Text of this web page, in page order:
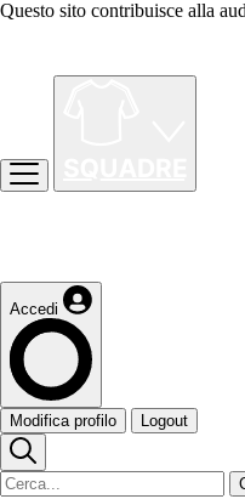
Questo sito contribuisce alla
Accedi
Modifica profilo Logout